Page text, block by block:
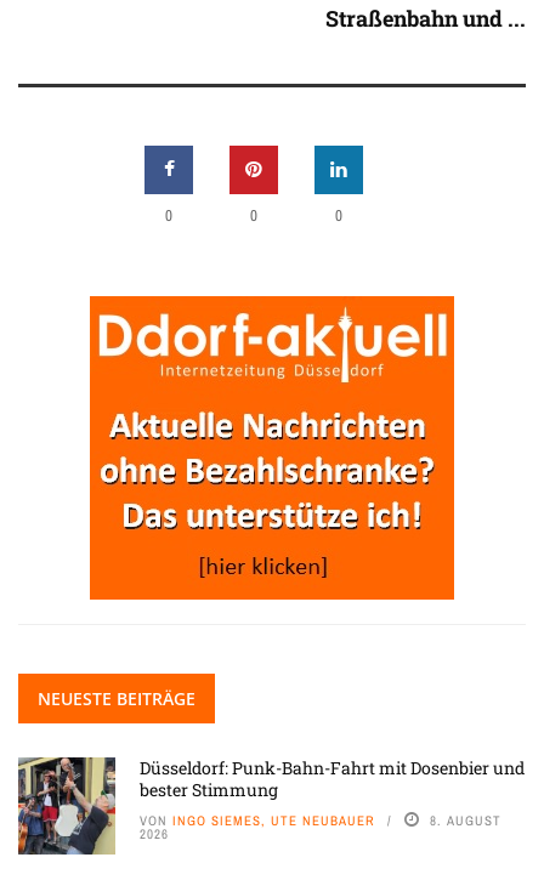
Straßenbahn und ...
0 0 0
NEUESTE BEITRÄGE
Düsseldorf: Punk-Bahn-Fahrt mit Dosenbier und
bester Stimmung
VON INGO SIEMES, UTE NEUBAUER 8. AUGUST
2026